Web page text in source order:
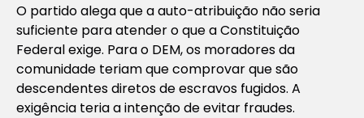
O partido alega que a auto-atribuição não seria
suficiente para atender o que a Constituição
Federal exige. Para o DEM, os moradores da
comunidade teriam que comprovar que são
descendentes diretos de escravos fugidos. A
exigência teria a intenção de evitar fraudes.